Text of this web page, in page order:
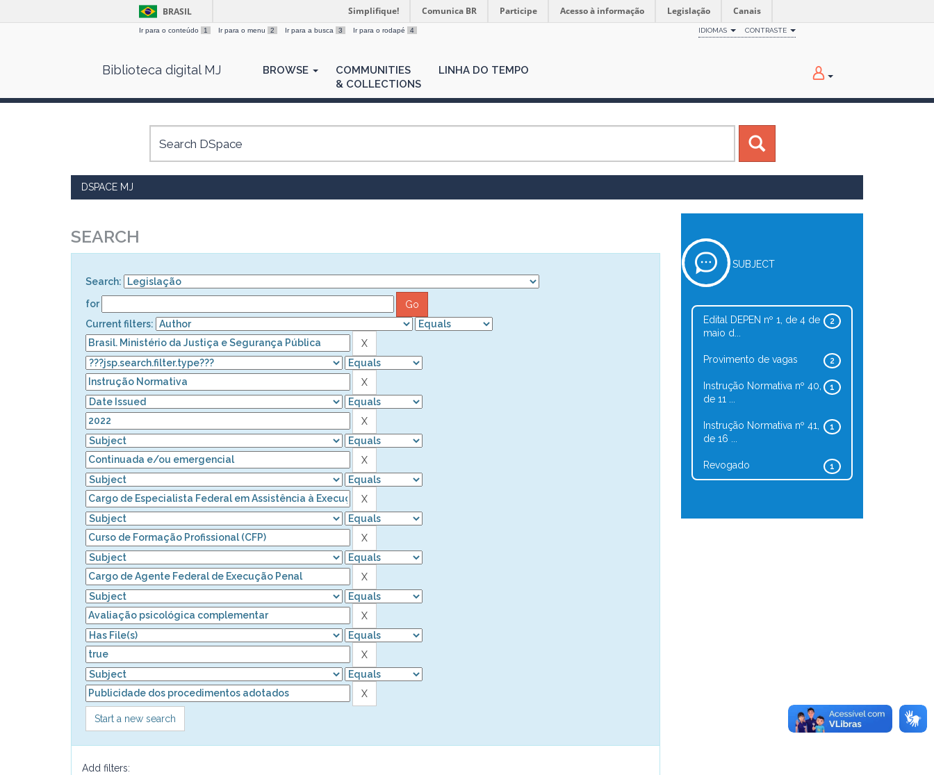
BRASIL Simplifique! Comunica BR Participe Acesso à informação Legislação Canais
Ir para o conteúdo 1 Ir para o menu 2 Ir para a busca 3 Ir para o rodapé 4 IDIOMAS CONTRASTE
Biblioteca digital MJ BROWSE
COMMUNITIES
& COLLECTIONS
LINHA DO TEMPO
DSPACE MJ
SEARCH
Search:
for
Current filters:
Start a new search
Add filters:
SUBJECT
2
Edital DEPEN nº 1, de 4 de
maio d...
2
Provimento de vagas
1
Instrução Normativa nº 40,
de 11 ...
1
Instrução Normativa nº 41,
de 16 ...
1
Revogado